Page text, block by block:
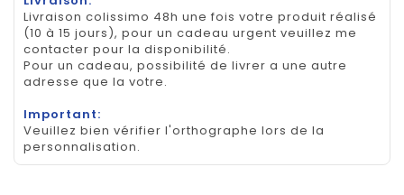
Livraison colissimo 48h une fois votre produit réalisé
(10 à 15 jours), pour un cadeau urgent veuillez me
contacter pour la disponibilité.
Pour un cadeau, possibilité de livrer a une autre
adresse que la votre.
Important:
Veuillez bien vérifier l'orthographe lors de la
personnalisation.